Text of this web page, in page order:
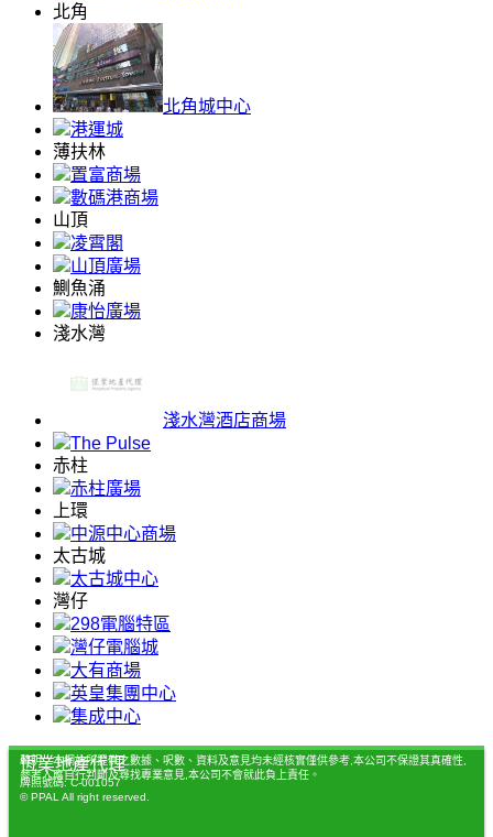
北角
北角城中心
港運城
薄扶林
置富商場
數碼港商場
山頂
凌霄閣
山頂廣場
鰂魚涌
康怡廣場
淺水灣
淺水灣酒店商場
The Pulse
赤柱
赤柱廣場
上環
中源中心商場
太古城
太古城中心
灣仔
298電腦特區
灣仔電腦城
大有商場
英皇集團中心
集成中心
聲明：本網站所提供之數據、呎數、資料及意見均未經核實僅供參考,本公司不保證其真確性,
參考人應自行判斷及尋找專業意見,本公司不會就此負上責任。
恆業地產代理
牌照號碼: C-001057
© PPAL All right reserved.